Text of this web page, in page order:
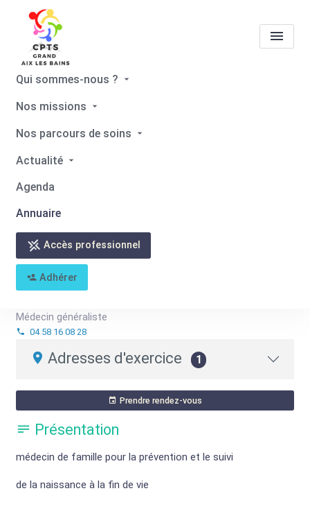
Qui sommes-nous ?
Nos missions
Nos parcours de soins
Actualité
Agenda
Annuaire
Accès professionnel
Adhérer
Tous les professionnels de
santéClément DRUBAY
Accueil
Retour
Médecin généraliste
04 58 16 08 28
Adresses d'exercice 1
Prendre rendez-vous
Présentation
médecin de famille pour la prévention et le suivi
de la naissance à la fin de vie